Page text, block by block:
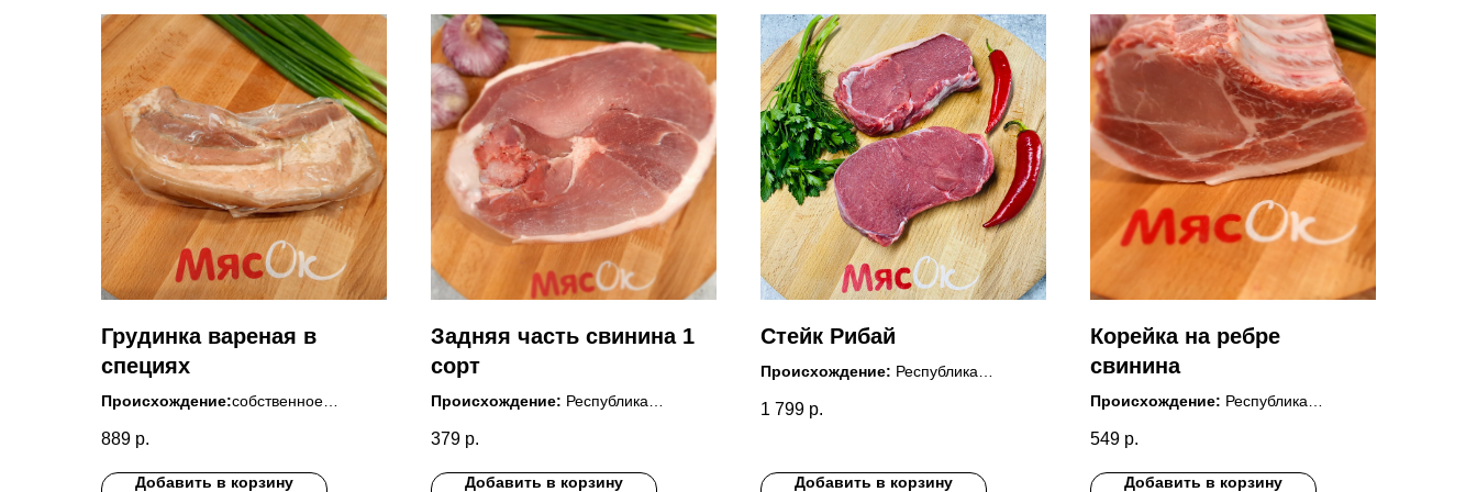
Грудинка вареная в
специях
Происхождение:собственное
Состав:
кости,чеснок,специи
889 р.
Добавить в корзину
Задняя часть свинина 1
сорт
Происхождение: Республика
Состав:
свинины, на кости, охлаждённый.
379 р.
Добавить в корзину
Стейк Рибай
Происхождение: Республика
Состав:
от 0 до +4 С
1 799 р.
Добавить в корзину
Корейка на ребре
свинина
Происхождение: Республика
Состав:
свинины, на кости, охлаждённый.
549 р.
Добавить в корзину